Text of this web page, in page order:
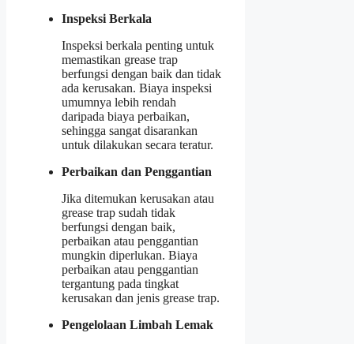
Inspeksi Berkala
Inspeksi berkala penting untuk
memastikan grease trap
berfungsi dengan baik dan tidak
ada kerusakan. Biaya inspeksi
umumnya lebih rendah
daripada biaya perbaikan,
sehingga sangat disarankan
untuk dilakukan secara teratur.
Perbaikan dan Penggantian
Jika ditemukan kerusakan atau
grease trap sudah tidak
berfungsi dengan baik,
perbaikan atau penggantian
mungkin diperlukan. Biaya
perbaikan atau penggantian
tergantung pada tingkat
kerusakan dan jenis grease trap.
Pengelolaan Limbah Lemak